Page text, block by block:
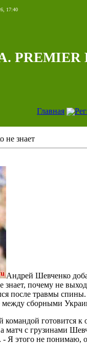
17:40
PREMIER
Главная
не знает
Андрей Шевченко
знает, почему не
после травмы
сборными
готовится
матч с грузинами
Я этого не понимаю,